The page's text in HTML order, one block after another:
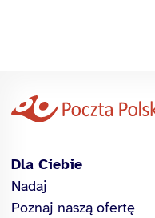
Dla Ciebie
Nadaj
Poznaj naszą ofertę